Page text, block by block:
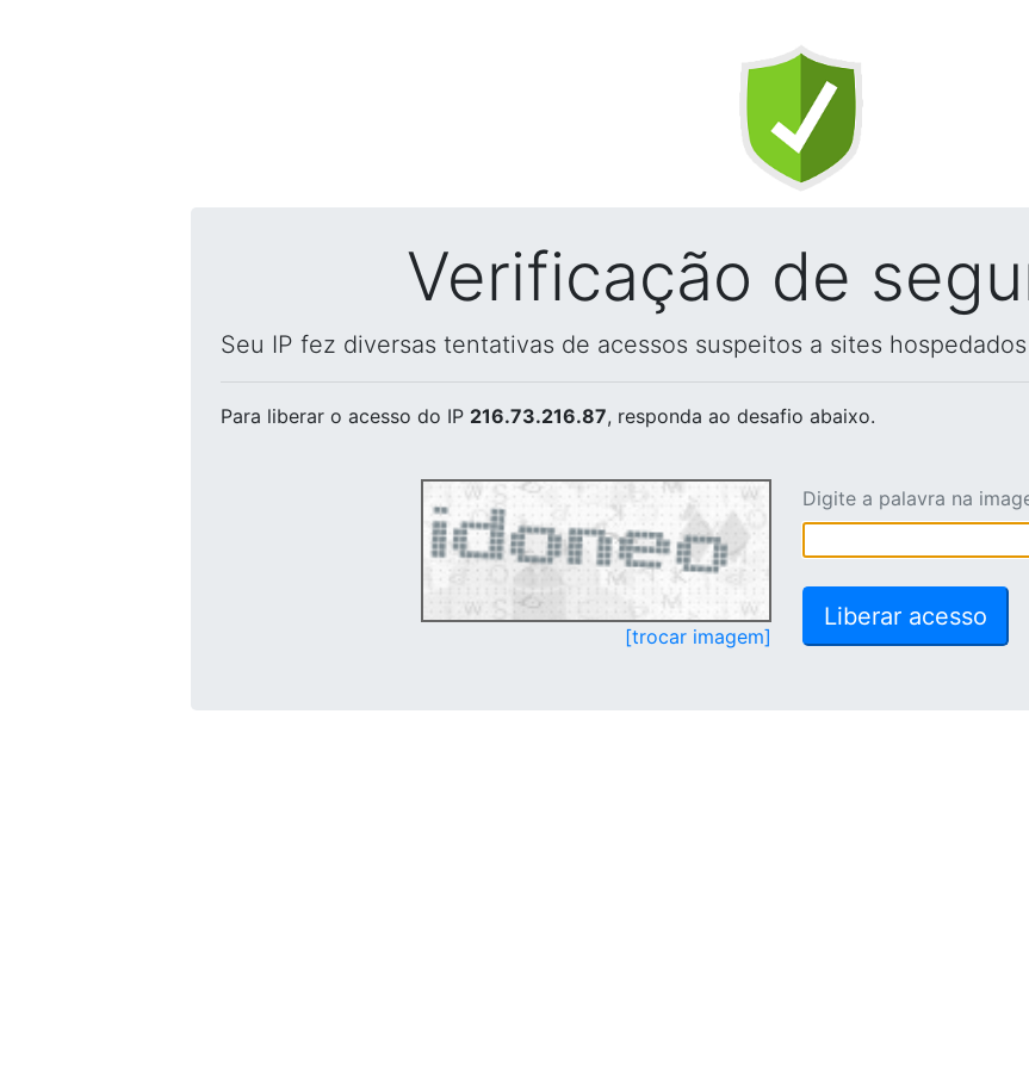
Verificação de
Seu IP fez diversas tentativas de acessos suspeitos a sites
Para liberar o acesso do IP 216.73.216.87, responda ao desafio abaixo.
[trocar imagem]
Digite a palavra na